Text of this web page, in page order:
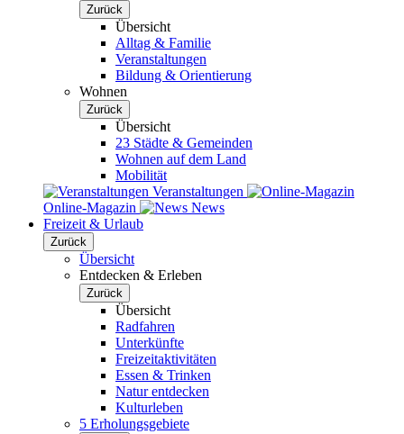
Zurück
Übersicht
Alltag & Familie
Veranstaltungen
Bildung & Orientierung
Wohnen
Zurück
Übersicht
23 Städte & Gemeinden
Wohnen auf dem Land
Mobilität
Veranstaltungen
Online-Magazin
News
Freizeit & Urlaub
Zurück
Übersicht
Entdecken & Erleben
Zurück
Übersicht
Radfahren
Unterkünfte
Freizeitaktivitäten
Essen & Trinken
Natur entdecken
Kulturleben
5 Erholungsgebiete